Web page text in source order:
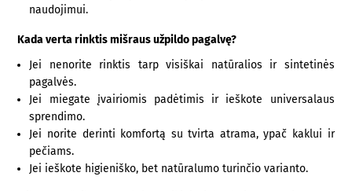
naudojimui.
Kada verta rinktis mišraus užpildo pagalvę?
Jei nenorite rinktis tarp visiškai natūralios ir sintetinės
pagalvės.
Jei miegate įvairiomis padėtimis ir ieškote universalaus
sprendimo.
Jei norite derinti komfortą su tvirta atrama, ypač kaklui ir
pečiams.
Jei ieškote higieniško, bet natūralumo turinčio varianto.